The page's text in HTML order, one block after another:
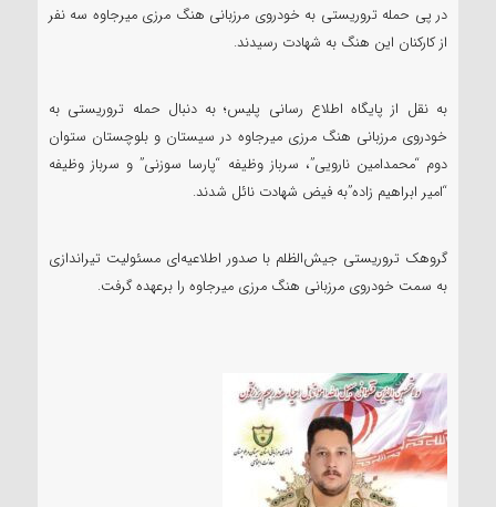
در پی حمله تروریستی به خودروی مرزبانی هنگ مرزی میرجاوه سه نفر
از کارکنان این هنگ به شهادت رسیدند.
به نقل از پایگاه اطلاع رسانی پلیس؛ به دنبال حمله تروریستی به
خودروی مرزبانی هنگ مرزی میرجاوه در سیستان و بلوچستان ستوان
دوم “محمدامین نارویی”، سرباز وظیفه “پارسا سوزنی” و سرباز وظیفه
“امیر ابراهیم زاده”به فیض شهادت نائل شدند.
گروهک تروریستی جیش‌الظلم با صدور اطلاعیه‌ای مسئولیت تیراندازی
به سمت خودروی مرزبانی هنگ مرزی میرجاوه را برعهده گرفت.